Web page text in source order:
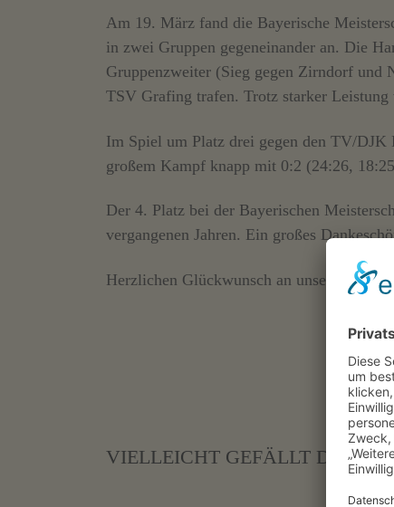
Am 19. März fand die Bayerische
in zwei Gruppen gegeneinander an. Die
Gruppenzweiter (Sieg gegen Zirndorf und
TSV Grafing trafen. Trotz starker Leistung
Im Spiel um Platz drei gegen den TV/DJK
großem Kampf knapp mit 0:2 (24:26,
Der 4. Platz bei der Bayerischen
vergangenen Jahren. Ein großes
Herzlichen Glückwunsch an unsere Jungs
VIELLEICHT GEFÄLLT DIR